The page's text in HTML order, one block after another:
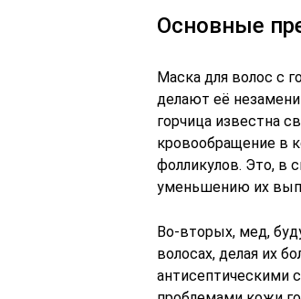
Основные
Маска для волос с
делают её
горчица известна
кровообращение в
фолликулов. Это, в
уменьшению их
Во-вторых, мед,
волосах, делая их
антисептическими